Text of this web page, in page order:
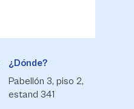
¿Dónde?
Pabellón 3, piso 2,
estand 341